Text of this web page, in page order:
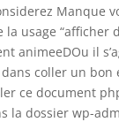
Manque
la usage “afficher
animeeDOu il
dans coller un bon
ce document
la dossier wp-